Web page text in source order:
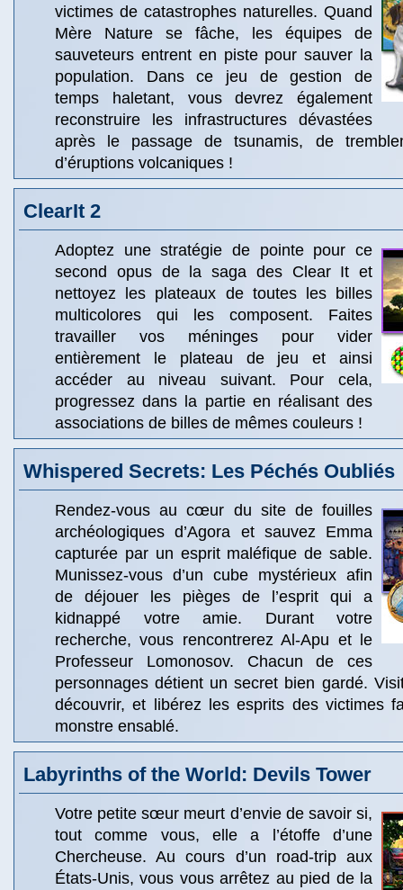
victimes de catastrophes naturelles. Quand
Mère Nature se fâche, les équipes de
sauveteurs entrent en piste pour sauver la
population. Dans ce jeu de gestion de
temps haletant, vous devrez également
reconstruire les infrastructures dévastées
après le passage de tsunamis, de
d’éruptions volcaniques !
ClearIt 2
Adoptez une stratégie de pointe pour ce
second opus de la saga des Clear It et
nettoyez les plateaux de toutes les billes
multicolores qui les composent. Faites
travailler vos méninges pour vider
entièrement le plateau de jeu et ainsi
accéder au niveau suivant. Pour cela,
progressez dans la partie en réalisant des
associations de billes de mêmes couleurs !
Whispered Secrets: Les Péchés Oubliés
Rendez-vous au cœur du site de fouilles
archéologiques d’Agora et sauvez Emma
capturée par un esprit maléfique de sable.
Munissez-vous d’un cube mystérieux afin
de déjouer les pièges de l’esprit qui a
kidnappé votre amie. Durant votre
recherche, vous rencontrerez Al-Apu et le
Professeur Lomonosov. Chacun de ces
personnages détient un secret bien gardé.
découvrir, et libérez les esprits des victimes
monstre ensablé.
Labyrinths of the World: Devils Tower
Votre petite sœur meurt d’envie de savoir si,
tout comme vous, elle a l’étoffe d’une
Chercheuse. Au cours d’un road-trip aux
États-Unis, vous vous arrêtez au pied de la